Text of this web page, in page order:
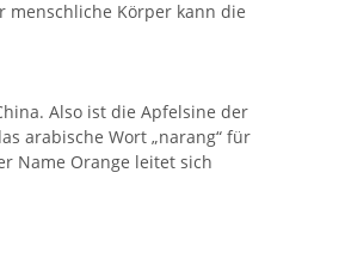
menschliche Körper kann die
Also ist die Apfelsine der
arabische Wort „narang“ für
Name Orange leitet sich